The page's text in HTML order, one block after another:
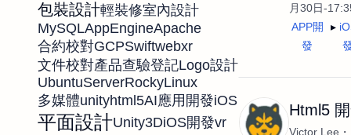
包裝設計輕裝修室內設計
MySQLAppEngineApache
合約校對GCPSwiftwebxr
文件校對產品查驗登記Logo設計
UbuntuServerRockyLinux
多媒體unityhtml5AI應用開發iOS
平面設計Unity3DiOS開發vr
文案撰寫翻譯虛擬
DM傳單海報平面設
月30日-
APP開
發
Html5
Victor Lee